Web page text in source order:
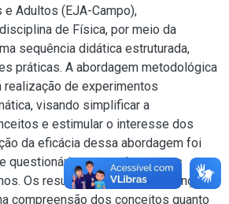
e Adultos (EJA-Campo),
de Física, por meio da
sequência didática estruturada,
práticas. A abordagem metodológica
realização de experimentos
visando simplificar a
e estimular o interesse dos
da eficácia dessa abordagem foi
questionários que coletaram as
Os resultados revelaram avanços
compreensão dos conceitos quanto